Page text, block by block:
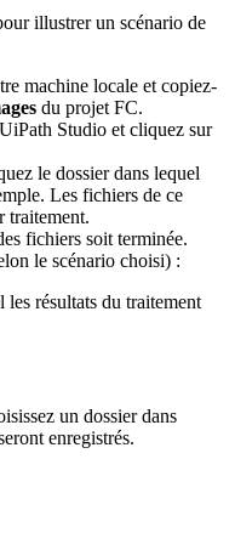
illustrer un scénario de
machine locale et copiez-
du projet FC.
Studio et cliquez sur
le dossier dans lequel
Les fichiers de ce
traitement.
fichiers soit terminée.
le scénario choisi) :
les résultats du traitement
un dossier dans
enregistrés.